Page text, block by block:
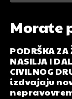
Morate
PODRŠKA
NASILJA I
CIVILNOG
izdvajaju